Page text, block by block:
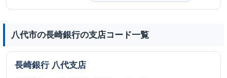
八代市の長崎銀行の支店コード一覧
長崎銀行 八代支店